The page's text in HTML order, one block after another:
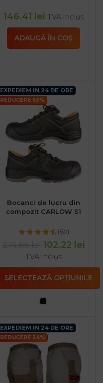
146.41 lei TVA inclus
ADAUGĂ ÎN COȘ
EXPEDIEM IN 24 DE ORE
REDUCERE 63%
Bocanci de lucru din
compozit CARLOW S1
(6x)
102.22 lei
TVA inclus
SELECTEAZĂ OPȚIUNILE
EXPEDIEM IN 24 DE ORE
REDUCERE 24%